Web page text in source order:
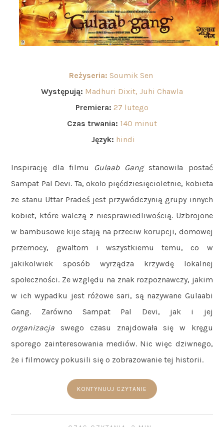
Reżyseria: Soumik Sen
Występują: Madhuri Dixit, Juhi Chawla
Premiera: 27 lutego
Czas trwania: 140 minut
Język: hindi
Inspirację dla filmu Gulaab Gangstanowiła postać
Sampat Pal Devi. Ta, około pięćdziesięcioletnie, kobieta
ze stanu Uttar Pradeś jest przywódczynią grupy innych
kobiet, które walczą z niesprawiedliwością. Uzbrojone
w bambusowe kije stają na przeciw korupcji, domowej
przemocy, gwałtom i wszystkiemu temu, co w
jakikolwiek sposób wyrządza krzywdę lokalnej
społeczności. Ze względu na znak rozpoznawczy, jakim
w ich wypadku jest różowe sari, są nazywane Gulaabi
Gang. Zarówno Sampat Pal Devi, jak i jej
organizacja swego czasu znajdowała się w kręgu
sporego zainteresowania mediów. Nic więc dziwnego,
że i filmowcy pokusili się o zobrazowanie tej historii.
KONTYNUUJ CZYTANIE